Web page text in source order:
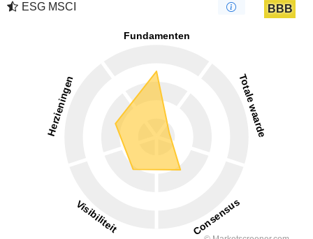
ESG MSCI
BBB